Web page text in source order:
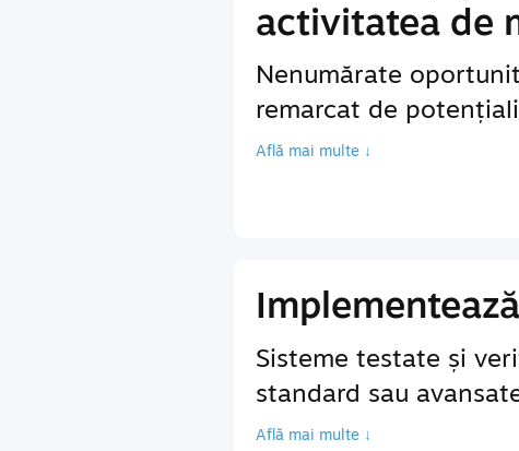
activitatea de
Nenumărate
remarcat de
Află mai multe ↓
Sisteme testate și
standard sau
Află mai multe ↓